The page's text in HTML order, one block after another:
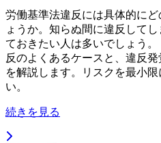
労働基準法違反には具体的に
ょうか。知らぬ間に違反して
ておきたい人は多いでしょう
反のよくあるケースと、違反
を解説します。リスクを最小
い。
続きを見る